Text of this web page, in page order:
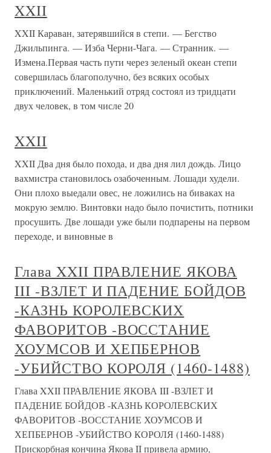
XXII
XXII Караван, затерявшийся в степи. — Бегство
Джильпинга. — Изба Черни-Чага. — Странник. —
Измена.Первая часть пути через зеленый океан степи
совершилась благополучно, без всяких особых
приключений. Маленький отряд состоял из тридцати
двух человек, в том числе 20
XXII
XXII Два дня было похода, и два дня лил дождь. Лицо
вахмистра становилось озабоченным. Лошади худели.
Они плохо выедали овес, не ложились на биваках на
мокрую землю. Винтовки надо было почистить, потники
просушить. Две лошади уже были подпарены на первом
переходе, и виновные в
Глава XXII ПРАВЛЕНИЕ ЯКОВА
III -ВЗЛЕТ И ПАДЕНИЕ БОЙДОВ
-КАЗНЬ КОРОЛЕВСКИХ
ФАВОРИТОВ -ВОССТАНИЕ
ХОУМСОВ И ХЕПБЕРНОВ
-УБИЙСТВО КОРОЛЯ (1460-1488)
Глава XXII ПРАВЛЕНИЕ ЯКОВА III -ВЗЛЕТ И
ПАДЕНИЕ БОЙДОВ -КАЗНЬ КОРОЛЕВСКИХ
ФАВОРИТОВ -ВОССТАНИЕ ХОУМСОВ И
ХЕПБЕРНОВ -УБИЙСТВО КОРОЛЯ (1460-1488)
Прискорбная кончина Якова II привела армию,